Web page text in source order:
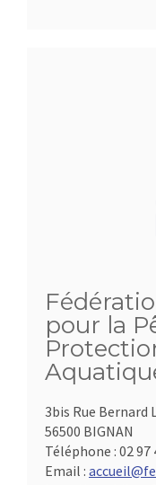
pour la
3bis Rue Bernard
56500 BIGNAN
Téléphone : 02 97
Email :